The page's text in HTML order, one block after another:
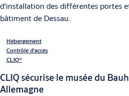
d'installation des différentes portes
bâtiment de Dessau.
Hébergement
Contrôle d'accès
CLIQ®
CLIQ sécurise le musée du
Allemagne